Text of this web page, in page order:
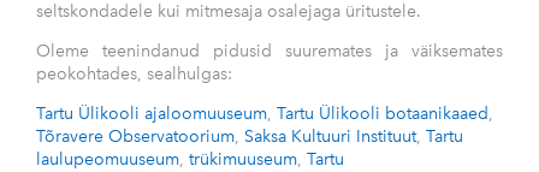
seltskondadele kui mitmesaja osalejaga üritustele.
Oleme teenindanud pidusid suuremates ja väiksemates
peokohtades, sealhulgas:
Tartu Ülikooli ajaloomuuseum, Tartu Ülikooli botaanikaaed,
Tõravere Observatoorium, Saksa Kultuuri Instituut, Tartu
laulupeomuuseum, trükimuuseum, Tartu